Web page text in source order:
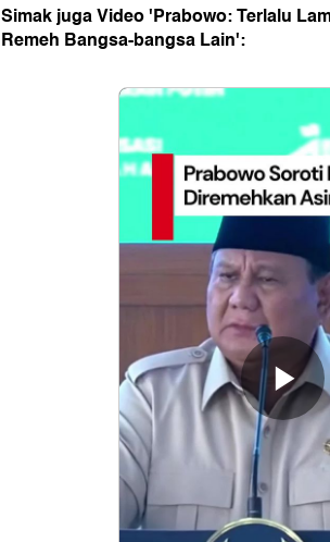
Simak juga Video 'Prabowo: Terlalu
Remeh Bangsa-bangsa Lain':